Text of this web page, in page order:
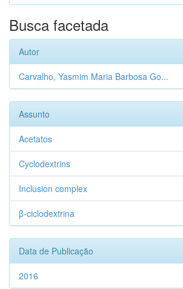
Busca facetada
Autor
Carvalho, Yasmim Maria Barbosa Go...
Assunto
Acetatos
Cyclodextrins
Inclusion complex
β-ciclodextrina
Data de Publicação
2016